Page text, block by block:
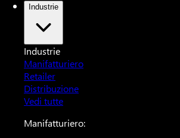
Industrie
Industrie
Manifatturiero
Retailer
Distribuzione
Vedi tutte
Manifatturiero: